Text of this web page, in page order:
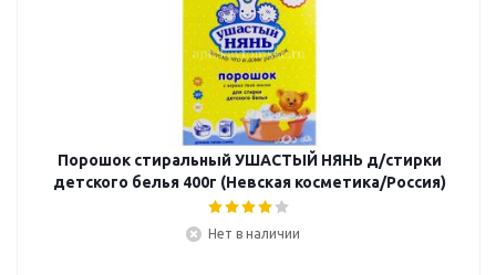
Порошок стиральный УШАСТЫЙ НЯНЬ д/стирки
детского белья 400г (Невская косметика/Россия)
Нет в наличии